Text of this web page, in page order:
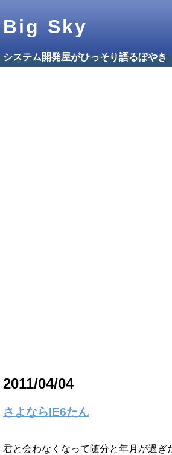
Big Sky
システム開発屋がひっそり語るぼやき
2011/04/04
さよならIE6たん
君と会わなくなって随分と年月が過ぎ